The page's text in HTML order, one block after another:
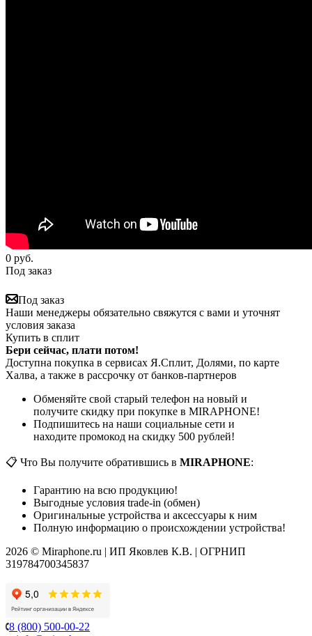
0 руб.
Под заказ
Под заказ
Наши менеджеры обязательно свяжутся с вами и уточнят
условия заказа
Купить в сплит
Бери сейчас, плати потом!
Доступна покупка в сервисах Я.Сплит, Долями, по карте
Халва, а также в рассрочку от банков-партнеров
Обменяйте свой старый телефон на новый и
получите скидку при покупке в MIRAPHONE!
Подпишитесь на наши социальные сети и
находите промокод на скидку 500 рублей!
📋 Что Вы получите обратившись в MIRAPHONE:
Гарантию на всю продукцию!
Выгодные условия trade-in (обмен)
Оригинальные устройства и аксессуары к ним
Полную информацию о происхождении устройства!
2026 © Miraphone.ru | ИП Яковлев К.В. | ОГРНИП
319784700345837
8 (800) 500-00-22